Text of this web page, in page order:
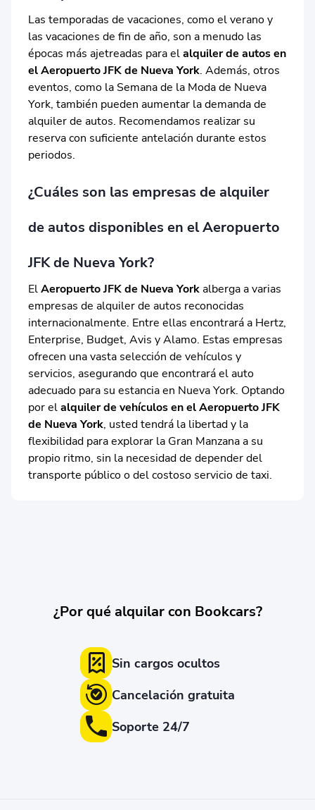
Las temporadas de vacaciones, como el verano y
las vacaciones de fin de año, son a menudo las
épocas más ajetreadas para elalquiler de autos en
el Aeropuerto JFK de Nueva York. Además, otros
eventos, como la Semana de la Moda de Nueva
York, también pueden aumentar la demanda de
alquiler de autos. Recomendamos realizar su
reserva con suficiente antelación durante estos
periodos.
¿Cuáles son las empresas de alquiler
de autos disponibles en el Aeropuerto
JFK de Nueva York?
ElAeropuerto JFK de Nueva Yorkalberga a varias
empresas de alquiler de autos reconocidas
internacionalmente. Entre ellas encontrará a Hertz,
Enterprise, Budget, Avis y Alamo. Estas empresas
ofrecen una vasta selección de vehículos y
servicios, asegurando que encontrará el auto
adecuado para su estancia en Nueva York. Optando
por elalquiler de vehículos en el Aeropuerto JFK
de Nueva York, usted tendrá la libertad y la
flexibilidad para explorar la Gran Manzana a su
propio ritmo, sin la necesidad de depender del
transporte público o del costoso servicio de taxi.
¿Por qué alquilar con Bookcars?
Sin cargos ocultos
Cancelación gratuita
Soporte 24/7